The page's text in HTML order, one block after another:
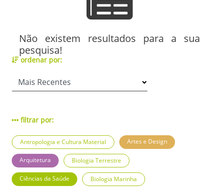
Não existem resultados para a sua
pesquisa!
ordenar por:
filtrar por:
Antropologia e Cultura Material Artes e Design
Arquitetura Biologia Terrestre
Ciências da Saúde Biologia Marinha